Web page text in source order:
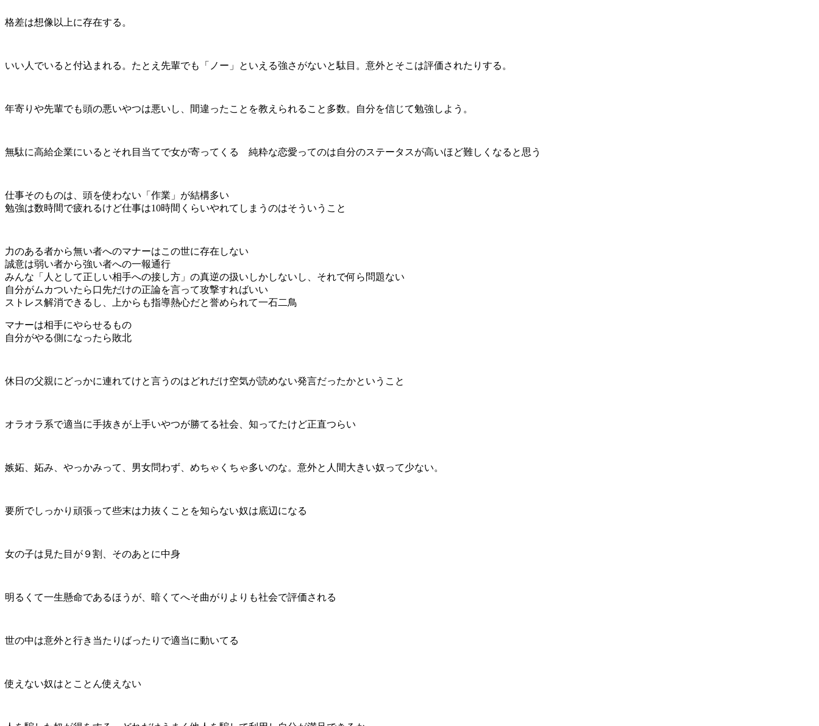
格差は想像以上に存在する。
いい人でいると付込まれる。たとえ先輩でも「ノー」といえる強さがないと駄目。意外とそこは評価されたりする。
年寄りや先輩でも頭の悪いやつは悪いし、間違ったことを教えられること多数。自分を信じて勉強しよう。
無駄に高給企業にいるとそれ目当てで女が寄ってくる 純粋な恋愛ってのは自分のステータスが高いほど難しくなると思う
仕事そのものは、頭を使わない「作業」が結構多い
勉強は数時間で疲れるけど仕事は10時間くらいやれてしまうのはそういうこと
力のある者から無い者へのマナーはこの世に存在しない
誠意は弱い者から強い者への一報通行
みんな「人として正しい相手への接し方」の真逆の扱いしかしないし、それで何ら問題ない
自分がムカついたら口先だけの正論を言って攻撃すればいい
ストレス解消できるし、上からも指導熱心だと誉められて一石二鳥
マナーは相手にやらせるもの
自分がやる側になったら敗北
休日の父親にどっかに連れてけと言うのはどれだけ空気が読めない発言だったかということ
オラオラ系で適当に手抜きが上手いやつが勝てる社会、知ってたけど正直つらい
嫉妬、妬み、やっかみって、男女問わず、めちゃくちゃ多いのな。意外と人間大きい奴って少ない。
要所でしっかり頑張って些末は力抜くことを知らない奴は底辺になる
女の子は見た目が９割、そのあとに中身
明るくて一生懸命であるほうが、暗くてへそ曲がりよりも社会で評価される
世の中は意外と行き当たりばったりで適当に動いてる
使えない奴はとことん使えない